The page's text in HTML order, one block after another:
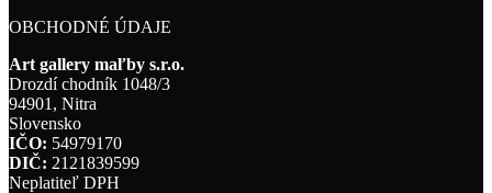
OBCHODNÉ ÚDAJE
Art gallery maľby s.r.o.
Drozdí chodník 1048/3
94901, Nitra
Slovensko
IČO: 54979170
DIČ: 2121839599
Neplatiteľ DPH